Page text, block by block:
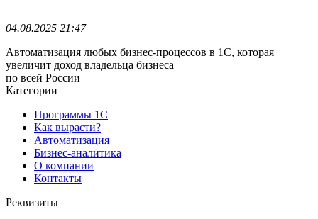
04.08.2025 21:47
Автоматизация любых бизнес-процессов в 1С, которая
увеличит доход владельца бизнеса
по всей России
Категории
Программы 1С
Как вырасти?
Автоматизация
Бизнес-аналитика
О компании
Контакты
Реквизиты